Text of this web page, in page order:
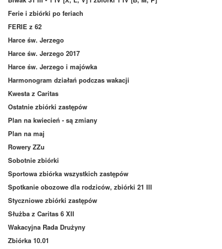
Ferie i zbiórki po feriach
FERIE z 62
Harce św. Jerzego
Harce św. Jerzego 2017
Harce św. Jerzego i majówka
Harmonogram działań podczas wakacji
Kwesta z Caritas
Ostatnie zbiórki zastępów
Plan na kwiecień - są zmiany
Plan na maj
Rowery ZZu
Sobotnie zbiórki
Sportowa zbiórka wszystkich zastępów
Spotkanie obozowe dla rodziców, zbiórki 21 III
Styczniowe zbiórki zastępów
Służba z Caritas 6 XII
Wakacyjna Rada Drużyny
Zbiórka 10.01